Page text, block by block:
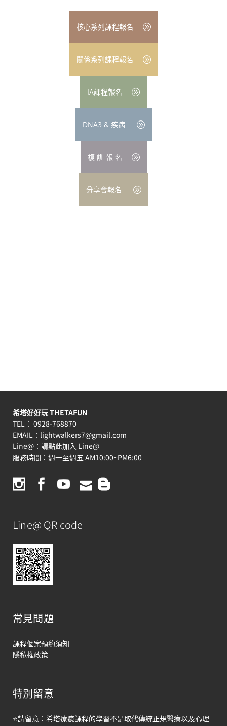
核心系列課程報名
關係系列課程報名
IA課程報名
DNA3 & 疾病
複 訓 報 名
分享會報名
希塔好好玩 THETAFUN
TEL： 0928-768870
EMAIL： lightwalkers7@gmail.com
Line@： 請點此加入 Line@
服務時間：週一至週五 AM10:00~PM6:00
Line@ QR code
常見問題
課程個案預約須知
隱私權政策
特別留意
⭐請留意：希塔療癒課程的學習不是取代傳統正規醫療以及心理
Open